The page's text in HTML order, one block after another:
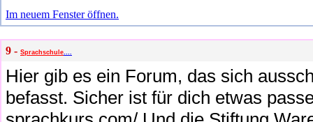
Im neuem Fenster öffnen.
9 - Sprachschule....
Hier gib es ein Forum, das sich
befasst. Sicher ist für dich etwas